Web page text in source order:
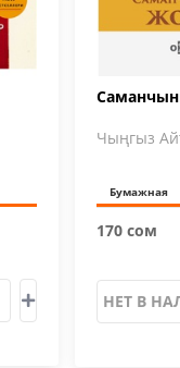
Чыңгыз
Бумажная
170 сом
НЕТ В